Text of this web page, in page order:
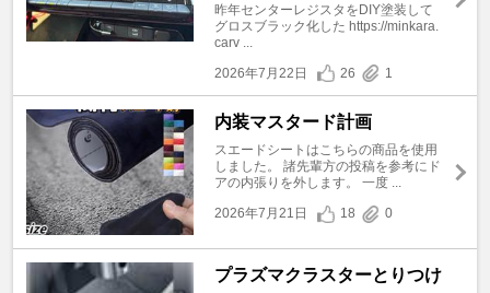
昨年センターレジスタをDIY塗装して
グロスブラック化した https://minkara.
carv ...
2026年7月22日
26 1
内装マスタード計画
スエードシートはこちらの商品を使用
しました。 諸先輩方の投稿を参考にド
アの内張りを外します。 一度 ...
2026年7月21日
18 0
プラズマクラスターとりつけ